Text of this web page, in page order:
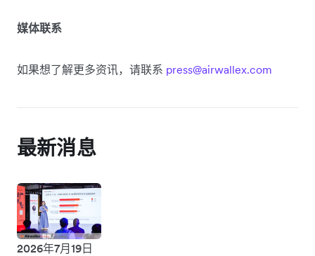
媒体联系
如果想了解更多资讯，请联系 press@airwallex.com
最新消息
2026年7月19日